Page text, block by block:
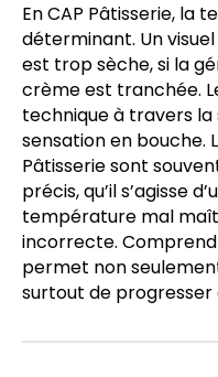
En CAP Pâtisserie, la
déterminant. Un
est trop sèche, si la
crème est tranchée.
technique à travers
sensation en bouche.
Pâtisserie sont
précis, qu’il s’agisse
température mal
incorrecte.
permet non
surtout de